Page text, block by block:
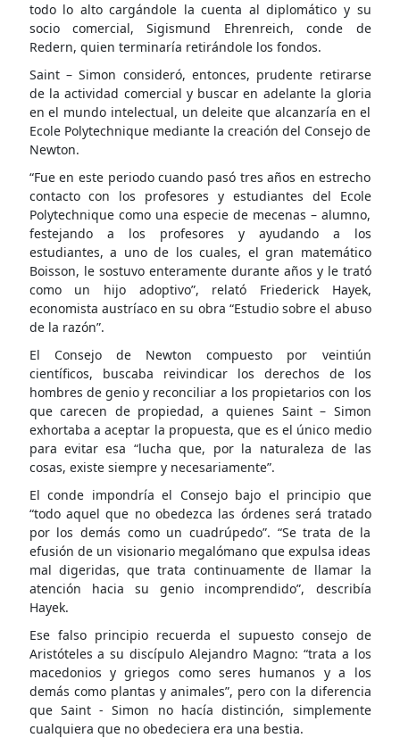
todo lo alto cargándole la cuenta al diplomático y su
socio comercial, Sigismund Ehrenreich, conde de
Redern, quien terminaría retirándole los fondos.
Saint – Simon consideró, entonces, prudente retirarse
de la actividad comercial y buscar en adelante la gloria
en el mundo intelectual, un deleite que alcanzaría en el
Ecole Polytechnique mediante la creación del Consejo de
Newton.
“Fue en este periodo cuando pasó tres años en estrecho
contacto con los profesores y estudiantes del Ecole
Polytechnique como una especie de mecenas – alumno,
festejando a los profesores y ayudando a los
estudiantes, a uno de los cuales, el gran matemático
Boisson, le sostuvo enteramente durante años y le trató
como un hijo adoptivo”, relató Friederick Hayek,
economista austríaco en su obra “Estudio sobre el abuso
de la razón”.
El Consejo de Newton compuesto por veintiún
científicos, buscaba reivindicar los derechos de los
hombres de genio y reconciliar a los propietarios con los
que carecen de propiedad, a quienes Saint – Simon
exhortaba a aceptar la propuesta, que es el único medio
para evitar esa “lucha que, por la naturaleza de las
cosas, existe siempre y necesariamente”.
El conde impondría el Consejo bajo el principio que
“todo aquel que no obedezca las órdenes será tratado
por los demás como un cuadrúpedo”. “Se trata de la
efusión de un visionario megalómano que expulsa ideas
mal digeridas, que trata continuamente de llamar la
atención hacia su genio incomprendido”, describía
Hayek.
Ese falso principio recuerda el supuesto consejo de
Aristóteles a su discípulo Alejandro Magno: “trata a los
macedonios y griegos como seres humanos y a los
demás como plantas y animales”, pero con la diferencia
que Saint - Simon no hacía distinción, simplemente
cualquiera que no obedeciera era una bestia.